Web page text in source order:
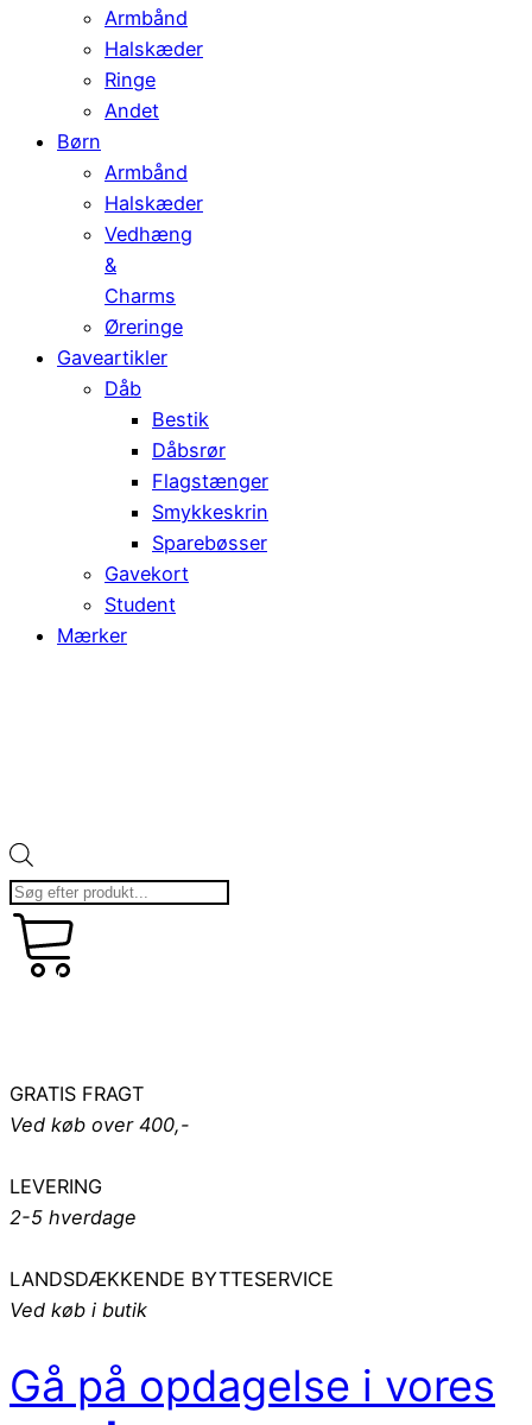
Armbånd
Halskæder
Ringe
Andet
Børn
Armbånd
Halskæder
Vedhæng
&
Charms
Øreringe
Gaveartikler
Dåb
Bestik
Dåbsrør
Flagstænger
Smykkeskrin
Sparebøsser
Gavekort
Student
Mærker
search
0
0,00 kr.
GRATIS FRAGT
Ved køb over 400,-
LEVERING
2-5 hverdage
LANDSDÆKKENDE BYTTESERVICE
Ved køb i butik
Gå på opdagelse i vores